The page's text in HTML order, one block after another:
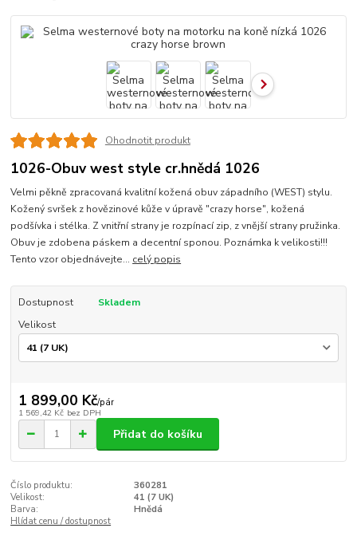
Ohodnotit produkt
1026-Obuv west style cr.hnědá 1026
Velmi pěkně zpracovaná kvalitní kožená obuv západního (WEST) stylu.
Kožený svršek z hovězinové kůže v úpravě "crazy horse", kožená
podšívka i stélka. Z vnitřní strany je rozpínací zip, z vnější strany pružinka.
Obuv je zdobena páskem a decentní sponou. Poznámka k velikosti!!!
Tento vzor objednávejte... celý popis
Dostupnost
Skladem
Velikost
1 899,00 Kč/pár
1 569,42 Kč bez DPH
Přidat do košíku
Číslo produktu:
360281
Velikost:
41 (7 UK)
Barva:
Hnědá
Hlídat cenu / dostupnost